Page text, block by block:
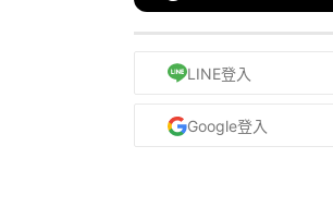
LINE登入
Google登入